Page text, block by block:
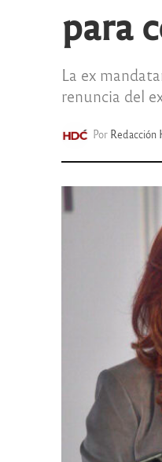
para
La ex
renuncia del
Por Redacción